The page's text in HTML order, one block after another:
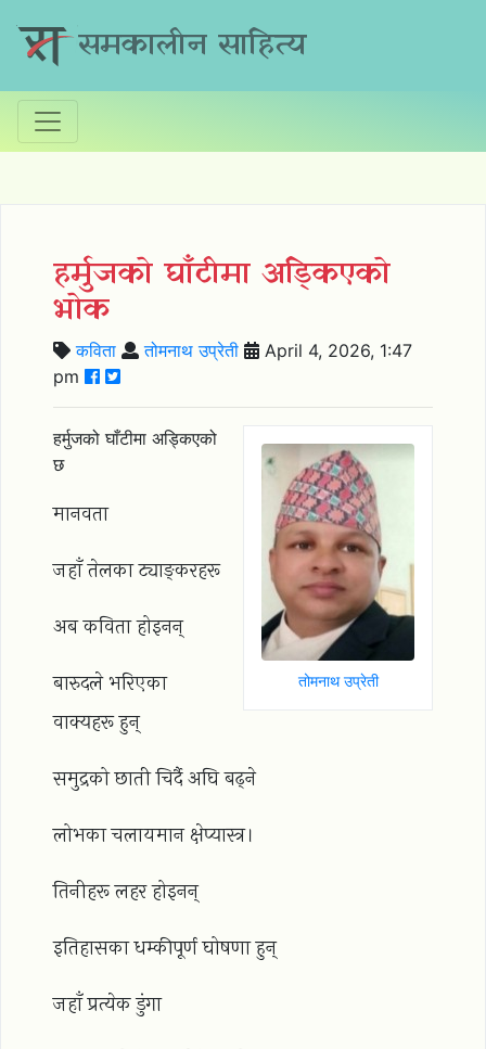
समकालीन साहित्य
हर्मुजको घाँटीमा अड्किएको
भोक
कविता तोमनाथ उप्रेती
April 4, 2026, 1:47
pm
तोमनाथ उप्रेती
हर्मुजको घाँटीमा अड्किएको
छ
मानवता
जहाँ तेलका ट्याङ्करहरू
अब कविता होइनन्
बारुदले भरिएका
वाक्यहरू हुन्
समुद्रको छाती चिर्दै अघि बढ्ने
लोभका चलायमान क्षेप्यास्त्र।
तिनीहरू लहर होइनन्
इतिहासका धम्कीपूर्ण घोषणा हुन्
जहाँ प्रत्येक डुंगा